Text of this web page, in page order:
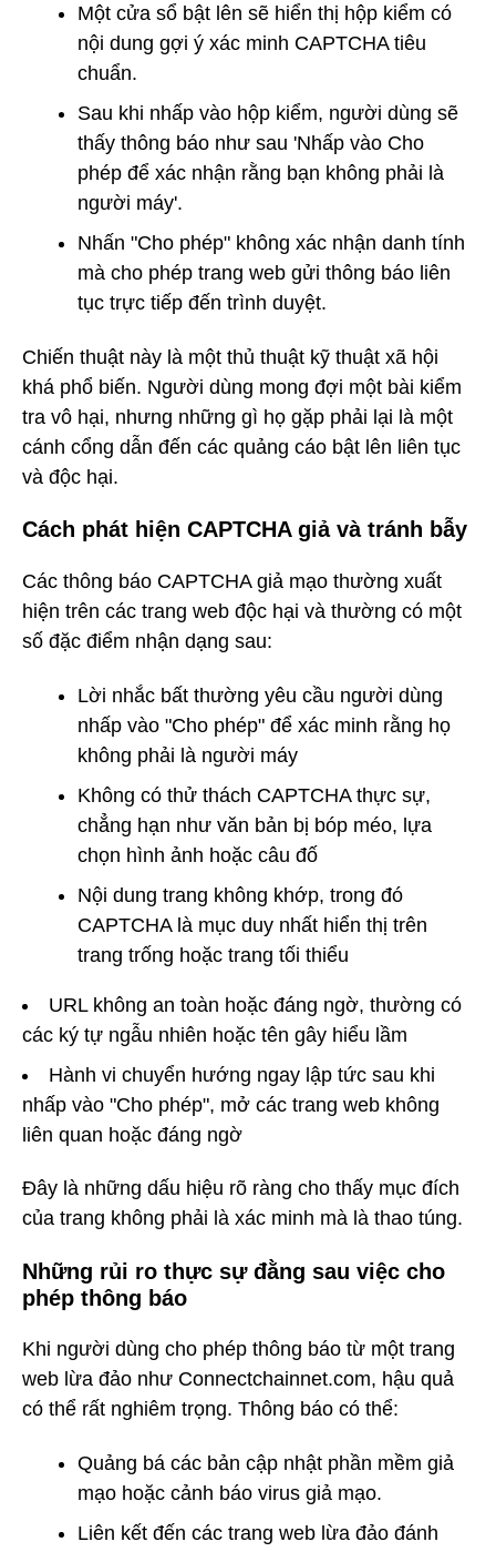
Một cửa sổ bật lên sẽ hiển thị hộp kiểm có
nội dung gợi ý xác minh CAPTCHA tiêu
chuẩn.
Sau khi nhấp vào hộp kiểm, người dùng sẽ
thấy thông báo như sau 'Nhấp vào Cho
phép để xác nhận rằng bạn không phải là
người máy'.
Nhấn "Cho phép" không xác nhận danh tính
mà cho phép trang web gửi thông báo liên
tục trực tiếp đến trình duyệt.
Chiến thuật này là một thủ thuật kỹ thuật xã hội
khá phổ biến. Người dùng mong đợi một bài kiểm
tra vô hại, nhưng những gì họ gặp phải lại là một
cánh cổng dẫn đến các quảng cáo bật lên liên tục
và độc hại.
Cách phát hiện CAPTCHA giả và tránh bẫy
Các thông báo CAPTCHA giả mạo thường xuất
hiện trên các trang web độc hại và thường có một
số đặc điểm nhận dạng sau:
Lời nhắc bất thường yêu cầu người dùng
nhấp vào "Cho phép" để xác minh rằng họ
không phải là người máy
Không có thử thách CAPTCHA thực sự,
chẳng hạn như văn bản bị bóp méo, lựa
chọn hình ảnh hoặc câu đố
Nội dung trang không khớp, trong đó
CAPTCHA là mục duy nhất hiển thị trên
trang trống hoặc trang tối thiểu
URL không an toàn hoặc đáng ngờ, thường có
các ký tự ngẫu nhiên hoặc tên gây hiểu lầm
Hành vi chuyển hướng ngay lập tức sau khi
nhấp vào "Cho phép", mở các trang web không
liên quan hoặc đáng ngờ
Đây là những dấu hiệu rõ ràng cho thấy mục đích
của trang không phải là xác minh mà là thao túng.
Những rủi ro thực sự đằng sau việc cho
phép thông báo
Khi người dùng cho phép thông báo từ một trang
web lừa đảo như Connectchainnet.com, hậu quả
có thể rất nghiêm trọng. Thông báo có thể:
Quảng bá các bản cập nhật phần mềm giả
mạo hoặc cảnh báo virus giả mạo.
Liên kết đến các trang web lừa đảo đánh